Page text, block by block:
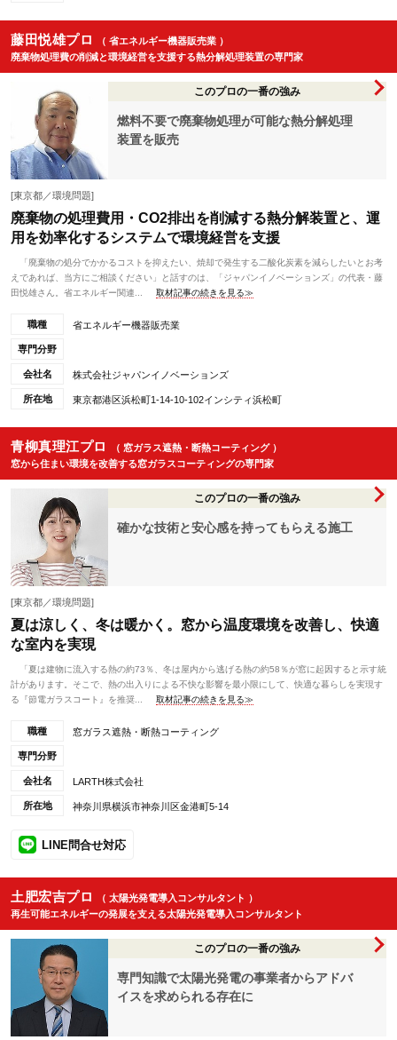
藤田悦雄プロ
（ 省エネルギー機器販売業 ）
廃棄物処理費の削減と環境経営を支援する熱分解処理装置の専門家
このプロの一番の強み
燃料不要で廃棄物処理が可能な熱分解処理
装置を販売
[東京都／環境問題]
廃棄物の処理費用・CO2排出を削減する熱分解装置と、運
用を効率化するシステムで環境経営を支援
「廃棄物の処分でかかるコストを抑えたい、焼却で発生する二酸化炭素を減らしたいとお考
えであれば、当方にご相談ください」と話すのは、「ジャパンイノベーションズ」の代表・藤
田悦雄さん。省エネルギー関連...
取材記事の続きを見る≫
職種 省エネルギー機器販売業
専門分野
会社名 株式会社ジャパンイノベーションズ
所在地 東京都港区浜松町1-14-10-102インシティ浜松町
青柳真理江プロ
（ 窓ガラス遮熱・断熱コーティング ）
窓から住まい環境を改善する窓ガラスコーティングの専門家
このプロの一番の強み
確かな技術と安心感を持ってもらえる施工
[東京都／環境問題]
夏は涼しく、冬は暖かく。窓から温度環境を改善し、快適
な室内を実現
「夏は建物に流入する熱の約73％、冬は屋内から逃げる熱の約58％が窓に起因すると示す統
計があります。そこで、熱の出入りによる不快な影響を最小限にして、快適な暮らしを実現す
る『節電ガラスコート』を推奨...
取材記事の続きを見る≫
職種 窓ガラス遮熱・断熱コーティング
専門分野
会社名 LARTH株式会社
所在地 神奈川県横浜市神奈川区金港町5-14
LINE問合せ対応
土肥宏吉プロ
（ 太陽光発電導入コンサルタント ）
再生可能エネルギーの発展を支える太陽光発電導入コンサルタント
このプロの一番の強み
専門知識で太陽光発電の事業者からアドバ
イスを求められる存在に